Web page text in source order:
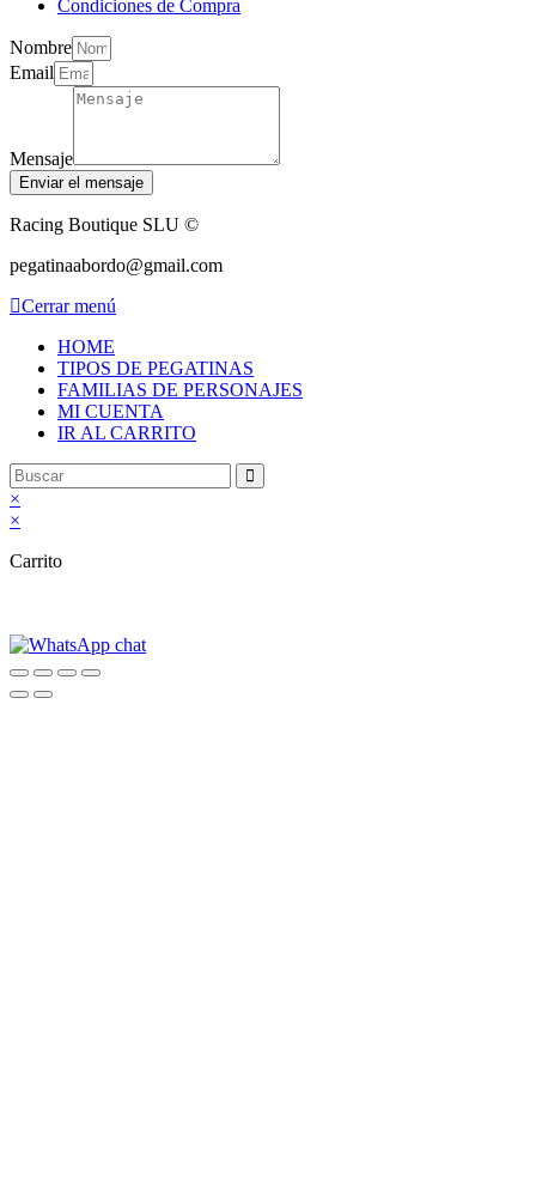
Condiciones de Compra
Nombre
Email
Mensaje
Enviar el mensaje
Racing Boutique SLU ©
pegatinaabordo@gmail.com
Cerrar menú
HOME
TIPOS DE PEGATINAS
FAMILIAS DE PERSONAJES
MI CUENTA
IR AL CARRITO
×
×
Carrito